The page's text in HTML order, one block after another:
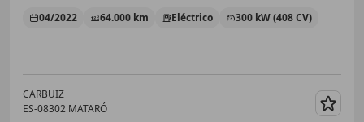
04/2022 64.000 km Eléctrico 300 kW (408 CV)
CARBUIZ
ES-08302 MATARÓ